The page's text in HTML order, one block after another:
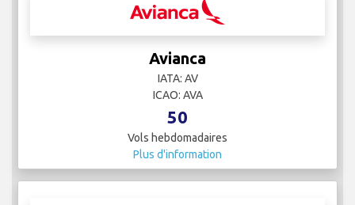
Avianca
IATA: AV
ICAO: AVA
50
Vols hebdomadaires
Plus d'information